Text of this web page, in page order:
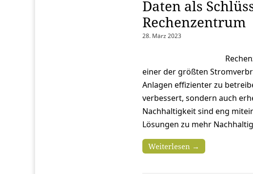
Daten als
Rechenzentrum
28. März 2023
einer der größten
Anlagen effizienter zu
verbessert, sondern auch
Nachhaltigkeit sind eng
Lösungen zu mehr
Weiterlesen →